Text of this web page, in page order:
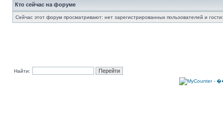
Кто сейчас на форуме
Сейчас этот форум просматривают: нет зарегистрированных пользователей и
Найти: